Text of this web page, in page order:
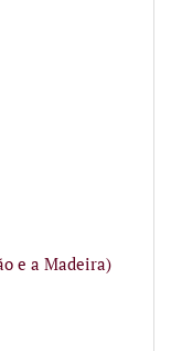
e a Madeira)